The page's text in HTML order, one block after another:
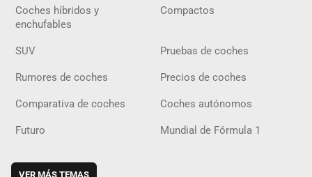
Coches híbridos y
enchufables
Compactos
SUV Pruebas de coches
Rumores de coches Precios de coches
Comparativa de coches Coches autónomos
Futuro Mundial de Fórmula 1
VER MÁS TEMAS